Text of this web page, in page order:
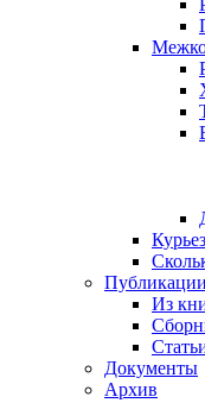
Публикации
Из
Документы
Архив